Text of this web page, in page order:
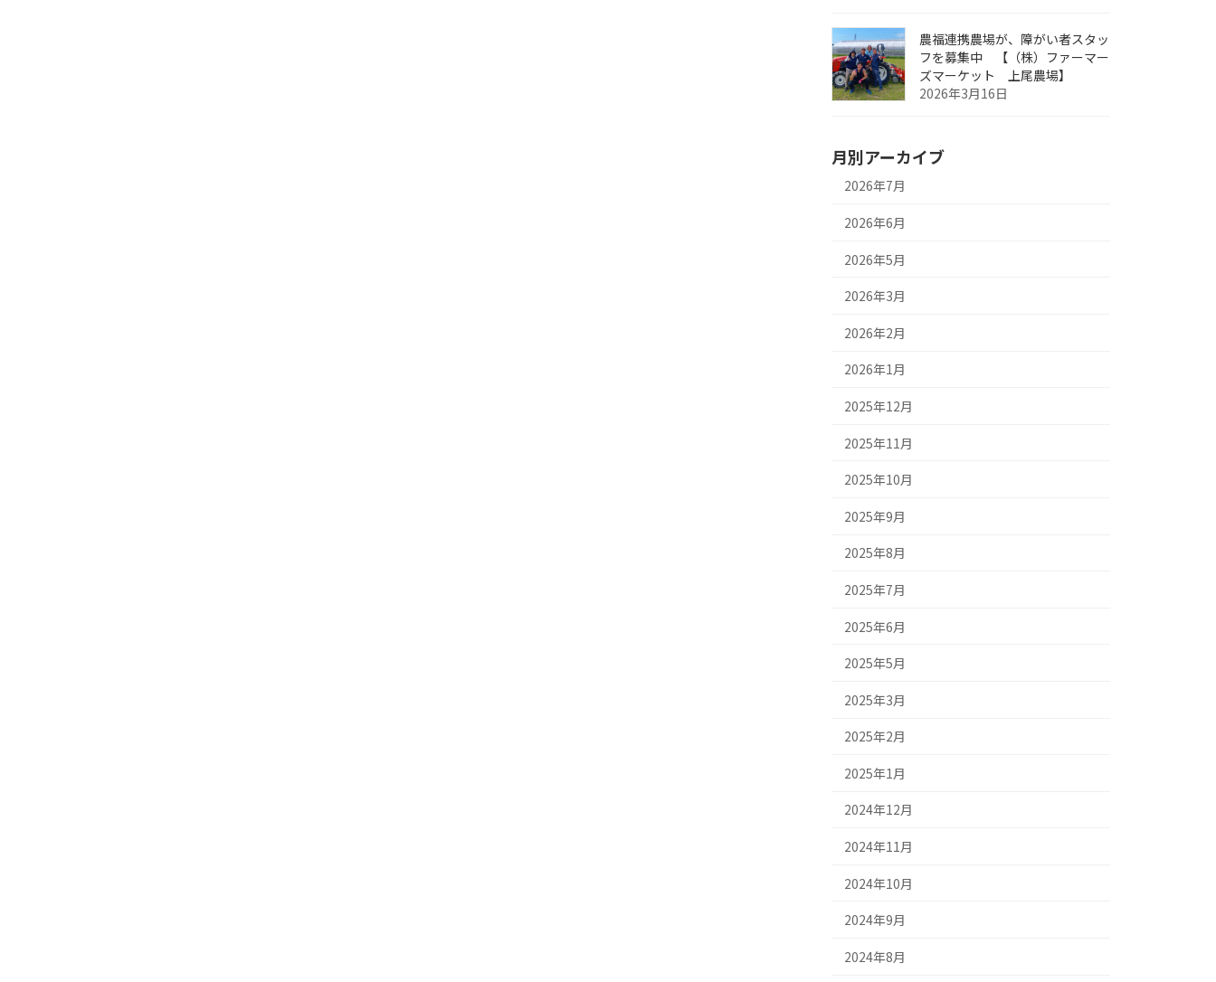
農福連携農場が、障がい者スタッ
フを募集中 【（株）ファーマー
ズマーケット 上尾農場】
2026年3月16日
月別アーカイブ
2026年7月
2026年6月
2026年5月
2026年3月
2026年2月
2026年1月
2025年12月
2025年11月
2025年10月
2025年9月
2025年8月
2025年7月
2025年6月
2025年5月
2025年3月
2025年2月
2025年1月
2024年12月
2024年11月
2024年10月
2024年9月
2024年8月